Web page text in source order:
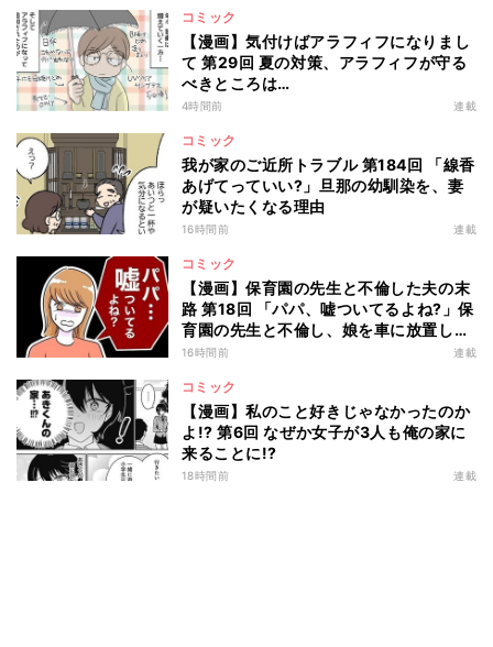
コミック
【漫画】気付けばアラフィフになりまし
て 第29回 夏の対策、アラフィフが守る
べきところは…
4時間前 連載
コミック
我が家のご近所トラブル 第184回 「線香
あげてっていい?」旦那の幼馴染を、妻
が疑いたくなる理由
16時間前 連載
コミック
【漫画】保育園の先生と不倫した夫の末
路 第18回 「パパ、嘘ついてるよね?」保
育園の先生と不倫し、娘を車に放置した
夫に…
16時間前 連載
コミック
【漫画】私のこと好きじゃなかったのか
よ!? 第6回 なぜか女子が3人も俺の家に
来ることに!?
18時間前 連載